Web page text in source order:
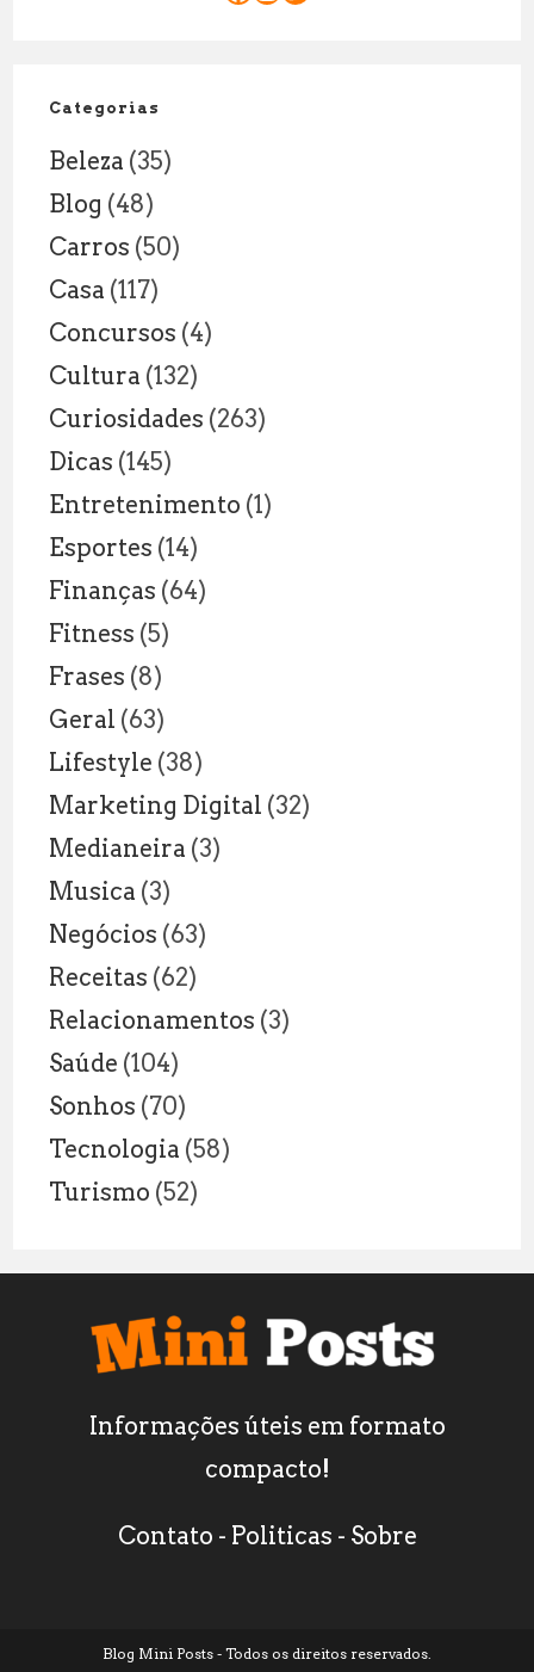
Categorias
Beleza (35)
Blog (48)
Carros (50)
Casa (117)
Concursos (4)
Cultura (132)
Curiosidades (263)
Dicas (145)
Entretenimento (1)
Esportes (14)
Finanças (64)
Fitness (5)
Frases (8)
Geral (63)
Lifestyle (38)
Marketing Digital (32)
Medianeira (3)
Musica (3)
Negócios (63)
Receitas (62)
Relacionamentos (3)
Saúde (104)
Sonhos (70)
Tecnologia (58)
Turismo (52)
Informações úteis em formato
compacto!
Contato - Politicas - Sobre
Blog Mini Posts - Todos os direitos reservados.